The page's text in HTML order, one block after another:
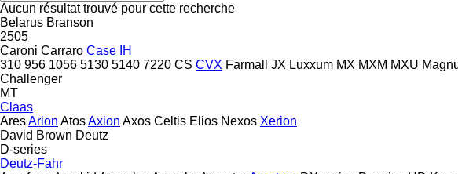
Aucun résultat trouvé pour cette recherche
Belarus Branson
2505
Caroni Carraro Case IH
310 956 1056 5130 5140 7220 CS CVX Farmall JX Luxxum MX MXM MXU
Challenger
MT
Claas
AresArion AtosAxion Axos Celtis Elios Nexos Xerion
David Brown Deutz
D-series
Deutz-Fahr